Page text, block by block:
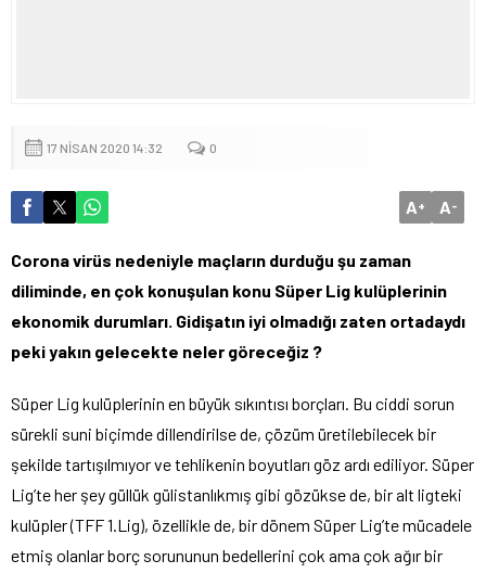
17 NISAN 2020 14:32 0
A+ A-
Corona virüs nedeniyle maçların durduğu şu zaman
diliminde, en çok konuşulan konu Süper Lig kulüplerinin
ekonomik durumları. Gidişatın iyi olmadığı zaten ortadaydı
peki yakın gelecekte neler göreceğiz ?
Süper Lig kulüplerinin en büyük sıkıntısı borçları. Bu ciddi sorun
sürekli suni biçimde dillendirilse de, çözüm üretilebilecek bir
şekilde tartışılmıyor ve tehlikenin boyutları göz ardı ediliyor. Süper
Lig’te her şey güllük gülistanlıkmış gibi gözükse de, bir alt ligteki
kulüpler (TFF 1.Lig), özellikle de, bir dönem Süper Lig’te mücadele
etmiş olanlar borç sorununun bedellerini çok ama çok ağır bir